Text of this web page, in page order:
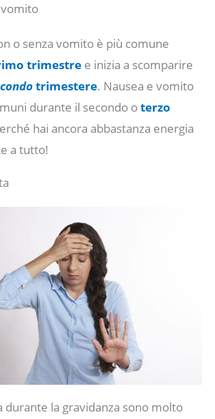
vomito
o senza vomito è più comune
trimestre e inizia a scomparire
trimestere. Nausea e vomito
durante il secondo oterzo
hai ancora abbastanza energia
a tutto!
durante la gravidanza sono molto